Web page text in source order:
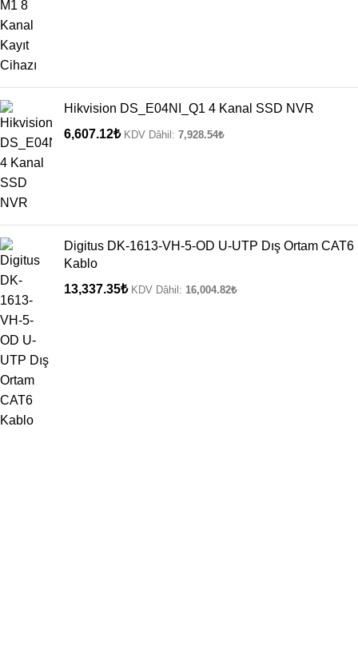
Hikvision DS_E04NI_Q1 4 Kanal SSD NVR
6,607.12₺ KDV Dâhil: 7,928.54₺
Digitus DK-1613-VH-5-OD U-UTP Dış Ortam CAT6
Kablo
13,337.35₺ KDV Dâhil: 16,004.82₺